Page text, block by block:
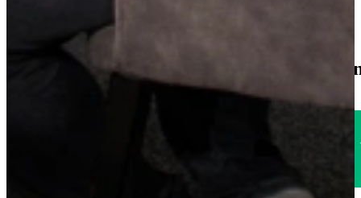
60 jaar keukenervaring
klanten geven